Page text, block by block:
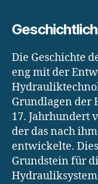
Die Geschichte
eng mit der
Grundlagen der
17. Jahrhundert
der das nach
entwickelte.
Grundstein für